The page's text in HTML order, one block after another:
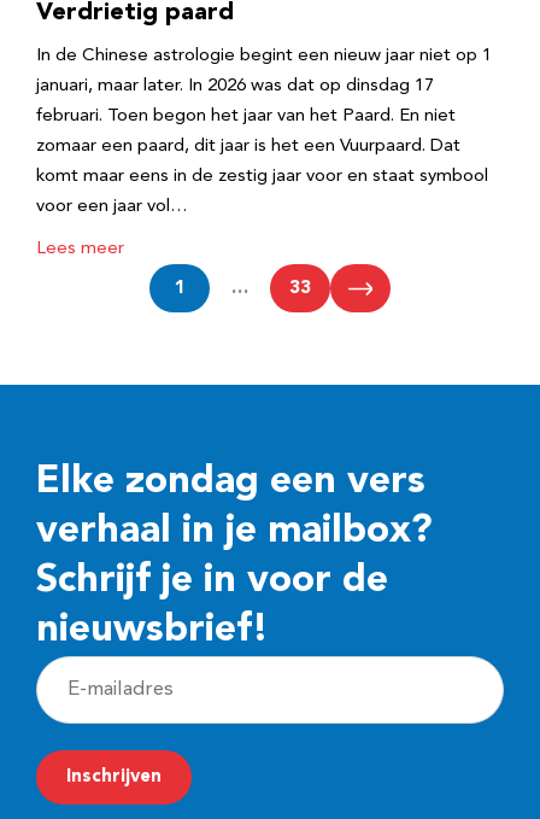
Verdrietig paard
In de Chinese astrologie begint een nieuw jaar niet op 1
januari, maar later. In 2026 was dat op dinsdag 17
februari. Toen begon het jaar van het Paard. En niet
zomaar een paard, dit jaar is het een Vuurpaard. Dat
komt maar eens in de zestig jaar voor en staat symbool
voor een jaar vol…
Lees meer
1 … 33
Elke zondag een vers
verhaal in je mailbox?
Schrijf je in voor de
nieuwsbrief!
E
-
m
a
Inschrijven